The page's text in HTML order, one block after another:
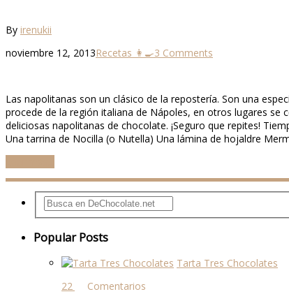
By irenukii
noviembre 12, 2013Recetas 👩‍🍳3 Comments
Las napolitanas son un clásico de la repostería. Son una
procede de la región italiana de Nápoles, en otros lugares
deliciosas napolitanas de chocolate. ¡Seguro que repites!
Una tarrina de Nocilla (o Nutella) Una lámina de hojaldre
Popular Posts
Tarta Tres Chocolates
22 comentarios